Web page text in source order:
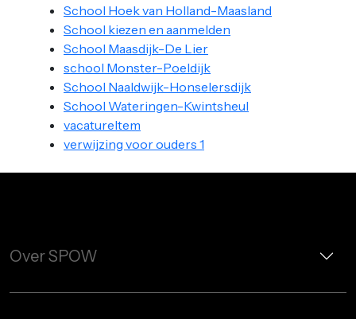
School Hoek van Holland-Maasland
School kiezen en aanmelden
School Maasdijk-De Lier
school Monster-Poeldijk
School Naaldwijk-Honselersdijk
School Wateringen-Kwintsheul
vacatureItem
verwijzing voor ouders 1
Over SPOW